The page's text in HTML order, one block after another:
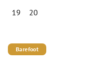
19
20
Barefoot